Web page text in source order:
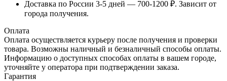
Доставка по России 3-5 дней — 700-1200 ₽. Зависит от
города получения.
Оплата
Оплата осуществляется курьеру после получения и проверки
товара. Возможны наличный и безналичный способы оплаты.
Информацию о доступных способах оплаты в вашем городе,
уточняйте у оператора при подтверждении заказа.
Гарантия